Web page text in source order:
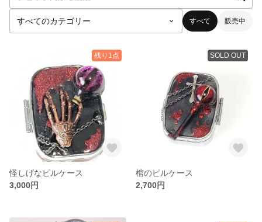
すべて 販売中
残り1点
怪しげなピルケース
3,000円
SOLD OUT
棺のピルケース
2,700円